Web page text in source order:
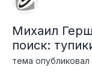
Михаил
поиск:
тема опубликовал